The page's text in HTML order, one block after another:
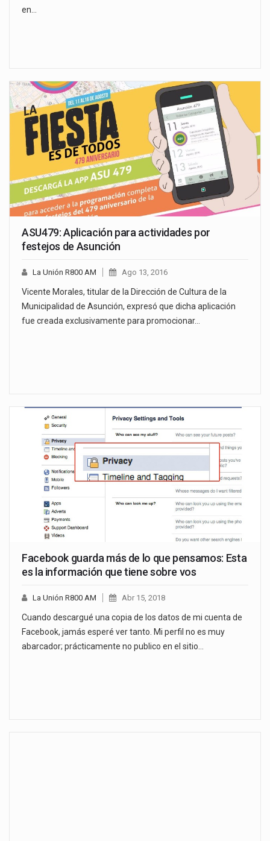
en…
ASU479: Aplicación para actividades por
festejos de Asunción
La Unión R800 AM Ago 13, 2016
Vicente Morales, titular de la Dirección de Cultura de la
Municipalidad de Asunción, expresó que dicha aplicación
fue creada exclusivamente para promocionar…
Facebook guarda más de lo que pensamos: Esta
es la información que tiene sobre vos
La Unión R800 AM Abr 15, 2018
Cuando descargué una copia de los datos de mi cuenta de
Facebook, jamás esperé ver tanto. Mi perfil no es muy
abarcador; prácticamente no publico en el sitio…